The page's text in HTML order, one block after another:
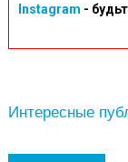
Instagram -
Интересные